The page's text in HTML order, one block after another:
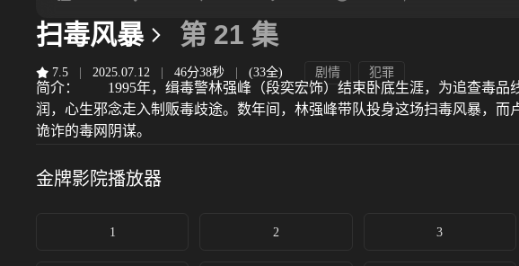
扫毒风暴 更多信息第 21 集
7.5 2025.07.12 46分38秒 (33全) 剧情 犯罪
简介：
1995年，缉毒警林强峰（段奕宏饰）结束卧底生涯，为追查毒品
润，心生邪念走入制贩毒歧途。数年间，林强峰带队投身这场扫毒风暴，
诡诈的毒网阴谋。
金牌影院播放器
1 2 3